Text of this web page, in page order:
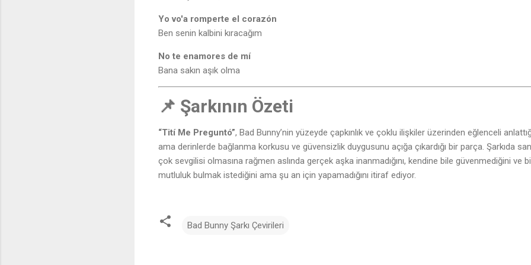
Yo vo'a romperte el corazón
Ben senin kalbini kıracağım
No te enamores de mí
Bana sakın aşık olma
📌 Şarkının Özeti
“Tití Me Preguntó”, Bad Bunny’nin yüzeyde çapkınlık ve çoklu ilişkiler üzerinden eğlenceli
ama derinlerde bağlanma korkusu ve güvensizlik duygusunu açığa çıkardığı bir parça. Şarkıda
çok sevgilisi olmasına rağmen aslında gerçek aşka inanmadığını, kendine bile güvenmediğini ve
mutluluk bulmak istediğini ama şu an için yapamadığını itiraf ediyor.
Bad Bunny Şarkı Çevirileri